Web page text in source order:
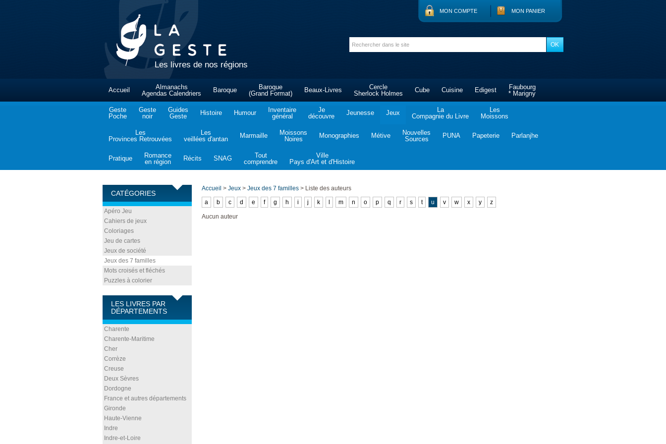
Les livres de nos régions
MON COMPTE MON PANIER
Accueil
Almanachs
Agendas Calendriers
Baroque
Baroque
(Grand Format)
Beaux-Livres
Cercle
Sherlock Holmes
Cube Cuisine Edigest
Faubourg
* Marigny
Geste
Poche
Geste
noir
Guides
Geste
Histoire Humour
Inventaire
général
Je
découvre
Jeunesse Jeux
La
Compagnie du Livre
Les
Moissons
Les
Provinces Retrouvées
Les
veillées d'antan
Marmaille
Moissons
Noires
Monographies Métive
Nouvelles
Sources
PUNA Papeterie Parlanjhe
Pratique
Romance
en région
Récits SNAG
Tout
comprendre
Ville
Pays d'Art et d'Histoire
CATÉGORIES
Apéro Jeu
Cahiers de jeux
Coloriages
Jeu de cartes
Jeux de société
Jeux des 7 familles
Mots croisés et fléchés
Puzzles à colorier
LES LIVRES PAR
DÉPARTEMENTS
Charente
Charente-Maritime
Cher
Corrèze
Creuse
Deux Sèvres
Dordogne
France et autres départements
Gironde
Haute-Vienne
Indre
Indre-et-Loire
Accueil > Jeux > Jeux des 7 familles > Liste des auteurs
a
b c d e f g h i j k m n o p q r s t u v w x y z
Aucun auteur